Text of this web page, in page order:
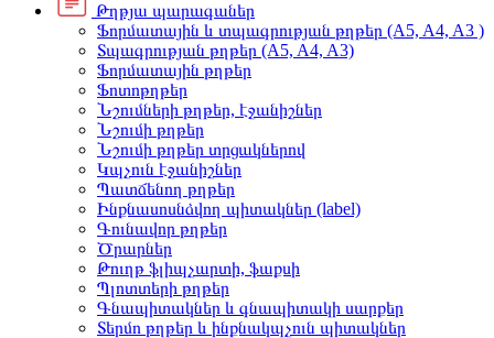
Թղթյա պարագաներ
Ֆորմատային և տպագրության թղթեր (A5, A4, A3 )
Տպագրության թղթեր (A5, A4, A3)
Ֆորմատային թղթեր
Ֆոտոթղթեր
Նշումների թղթեր, էջանիշներ
Նշումի թղթեր
Նշումի թղթեր տրցակներով
Կպչուն էջանիշներ
Պատճենող թղթեր
Ինքնասոսնձվող պիտակներ (label)
Գունավոր թղթեր
Ծրարներ
Թուղթ ֆլիպչարտի, ֆաքսի
Պլոտտերի թղթեր
Գնապիտակներ և գնապիտակի սարքեր
Տերմո թղթեր և ինքնակպչուն պիտակներ